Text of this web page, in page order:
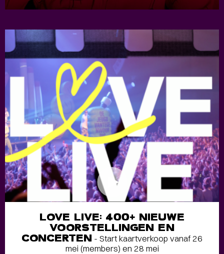
LOVE LIVE: 400+ NIEUWE
VOORSTELLINGEN EN
CONCERTEN - Start kaartverkoop vanaf 26
mei (members) en 28 mei